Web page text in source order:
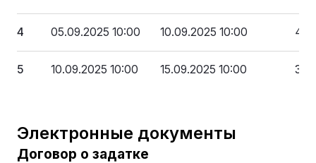
4 05.09.2025 10:00 10.09.2025 10:00
5 10.09.2025 10:00 15.09.2025 10:00
Электронные документы
Договор о задатке